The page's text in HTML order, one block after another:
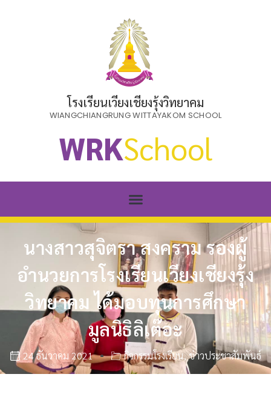
โรงเรียนเวียงเชียงรุ้งวิทยาคม
WIANGCHIANGRUNG WITTAYAKOM SCHOOL
WRKSchool
นางสาวสุจิตรา สงคราม รองผู้
อำนวยการโรงเรียนเวียงเชียงรุ้ง
วิทยาคม ได้มอบทุนการศึกษา
มูลนิธิลิเต๊อะ
24 ธันวาคม 2021 กิจกรรมโรงเรียน,ข่าวประชาสัมพันธ์